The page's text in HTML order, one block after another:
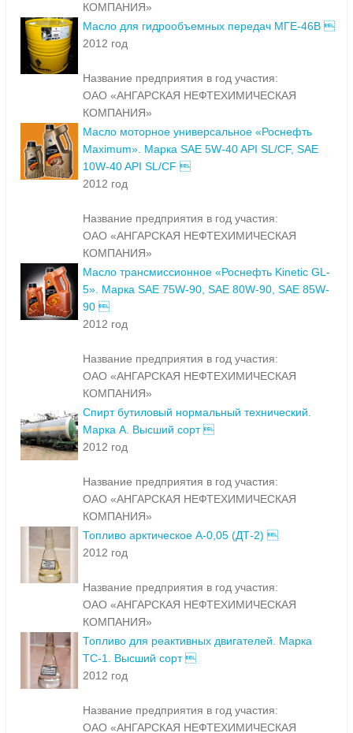
КОМПАНИЯ»
Масло для гидрообъемных передач МГЕ-46В 
2012 год
Название предприятия в год участия:
ОАО «АНГАРСКАЯ НЕФТЕХИМИЧЕСКАЯ
КОМПАНИЯ»
Масло моторное универсальное «Роснефть
Maximum». Марка SAE 5W-40 API SL/CF, SAE
10W-40 API SL/CF 
2012 год
Название предприятия в год участия:
ОАО «АНГАРСКАЯ НЕФТЕХИМИЧЕСКАЯ
КОМПАНИЯ»
Масло трансмиссионное «Роснефть Kinetic GL-
5». Марка SAE 75W-90, SAE 80W-90, SAE 85W-
90 
2012 год
Название предприятия в год участия:
ОАО «АНГАРСКАЯ НЕФТЕХИМИЧЕСКАЯ
КОМПАНИЯ»
Спирт бутиловый нормальный технический.
Марка А. Высший сорт 
2012 год
Название предприятия в год участия:
ОАО «АНГАРСКАЯ НЕФТЕХИМИЧЕСКАЯ
КОМПАНИЯ»
Топливо арктическое А-0,05 (ДТ-2) 
2012 год
Название предприятия в год участия:
ОАО «АНГАРСКАЯ НЕФТЕХИМИЧЕСКАЯ
КОМПАНИЯ»
Топливо для реактивных двигателей. Марка
ТС-1. Высший сорт 
2012 год
Название предприятия в год участия:
ОАО «АНГАРСКАЯ НЕФТЕХИМИЧЕСКАЯ